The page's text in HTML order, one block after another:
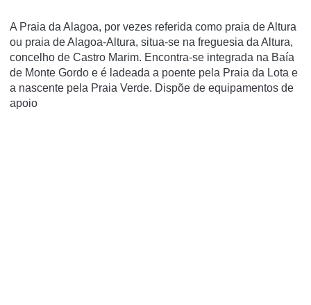
A Praia da Alagoa, por vezes referida como praia de Altura
ou praia de Alagoa-Altura, situa-se na freguesia da Altura,
concelho de Castro Marim. Encontra-se integrada na Baí­a
de Monte Gordo e é ladeada a poente pela Praia da Lota e
a nascente pela Praia Verde. Dispõe de equipamentos de
apoio